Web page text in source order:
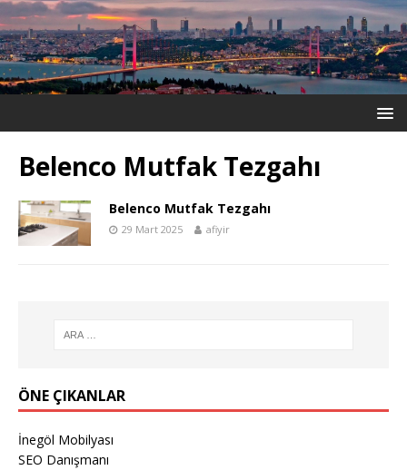
Belenco Mutfak Tezgahı
Belenco Mutfak Tezgahı
29 Mart 2025 afiyir
ÖNE ÇIKANLAR
İnegöl Mobilyası
SEO Danışmanı